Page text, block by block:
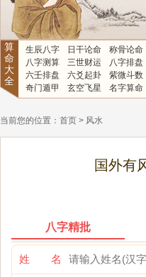
算
命
大
全
生辰八字 日干论命
称骨论命
八字测算
三世财运
八字排盘
六壬排盘
六爻起卦
紫微斗数
奇门遁甲
玄空飞星 名字算命
当前您的位置： 首页 > 风水
国外有
八字精批
姓 名